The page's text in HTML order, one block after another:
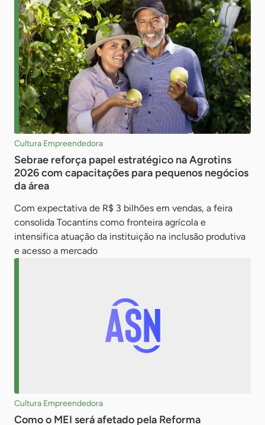
Cultura Empreendedora
Sebrae reforça papel estratégico na Agrotins
2026 com capacitações para pequenos negócios
da área
Com expectativa de R$ 3 bilhões em vendas, a feira
consolida Tocantins como fronteira agrícola e
intensifica atuação da instituição na inclusão produtiva
e acesso a mercado
Cultura Empreendedora
Como o MEI será afetado pela Reforma